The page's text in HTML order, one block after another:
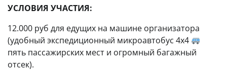
УСЛОВИЯ УЧАСТИЯ:
12.000 руб для едущих на машине организатора
(удобный экспедиционный микроавтобус 4х4
пять пассажирских мест и огромный багажный
отсек).